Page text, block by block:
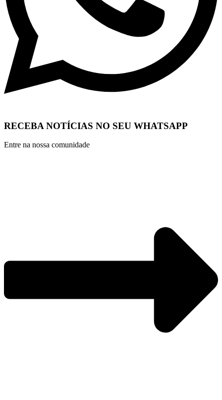
RECEBA NOTÍCIAS NO SEU WHATSAPP
Entre na nossa comunidade